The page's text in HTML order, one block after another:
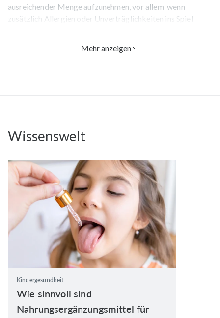
ausreichender Menge aufzunehmen, vor allem, wenn
zusätzlich Allergien oder Unverträglichkeiten ins Spiel
und Vitamine wie Erwachsene. Hier unterscheiden sich nur
Entwicklungszustand und von der Größe des Kindes. Da
sich Kinder noch im Wachstum befinden, haben sie
außerdem einen erhöhten Bedarf an einigen Nährstoffen.
Während dieser Wachstumsphase entwickeln sich das
Skelett, die Muskulatur und das Nervensystem. Zusätzlich
wird in der Kindheit der Grundstein für ein starkes
Immunsystem gelegt. Auch werden wichtige Hormone
gebildet. Für all diese Prozesse ist eine gute
Nährstoffversorgung essenziell. Mangelt es an wichtigen
Vitalstoffen, können schwerwiegende Störungen und
Verzögerungen in der Entwicklung die Folge sein.
Mehr anzeigen
Wissenswelt
Kindergesundheit
Wie sinnvoll sind
Nahrungsergänzungsmittel für